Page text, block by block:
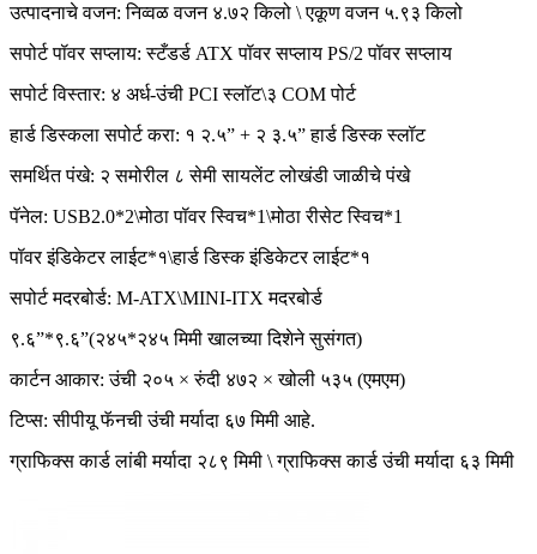
उत्पादनाचे वजन: निव्वळ वजन ४.७२ किलो \ एकूण वजन ५.९३ किलो
सपोर्ट पॉवर सप्लाय: स्टँडर्ड ATX पॉवर सप्लाय PS/2 पॉवर सप्लाय
सपोर्ट विस्तार: ४ अर्ध-उंची PCI स्लॉट\३ COM पोर्ट
हार्ड डिस्कला सपोर्ट करा: १ २.५” + २ ३.५” हार्ड डिस्क स्लॉट
समर्थित पंखे: २ समोरील ८ सेमी सायलेंट लोखंडी जाळीचे पंखे
पॅनेल: USB2.0*2\मोठा पॉवर स्विच*1\मोठा रीसेट स्विच*1
पॉवर इंडिकेटर लाईट*१\हार्ड डिस्क इंडिकेटर लाईट*१
सपोर्ट मदरबोर्ड: M-ATX\MINI-ITX मदरबोर्ड
९.६”*९.६”(२४५*२४५ मिमी खालच्या दिशेने सुसंगत)
कार्टन आकार: उंची २०५ × रुंदी ४७२ × खोली ५३५ (एमएम)
टिप्स: सीपीयू फॅनची उंची मर्यादा ६७ मिमी आहे.
ग्राफिक्स कार्ड लांबी मर्यादा २८९ मिमी \ ग्राफिक्स कार्ड उंची मर्यादा ६३ मिमी